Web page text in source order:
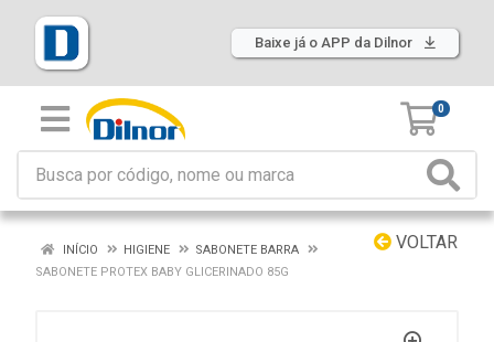
Baixe já o APP da Dilnor
0
VOLTAR
INÍCIO HIGIENE
SABONETE BARRA
SABONETE PROTEX BABY GLICERINADO 85G